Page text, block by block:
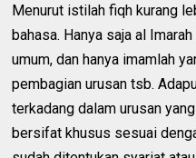
Menurut istilah fiqh kurang
bahasa. Hanya saja al
umum, dan hanya imamlah
pembagian urusan tsb.
terkadang dalam urusan
bersifat khusus sesuai